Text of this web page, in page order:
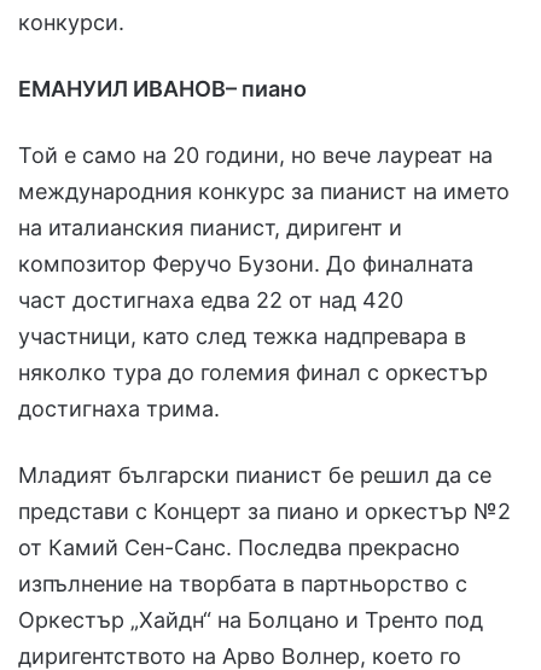
конкурси.
ЕМАНУИЛ ИВАНОВ– пиано
Той е само на 20 години, но вече лауреат на
международния конкурс за пианист на името
на италианския пианист, диригент и
композитор Феручо Бузони. До финалната
част достигнаха едва 22 от над 420
участници, като след тежка надпревара в
няколко тура до големия финал с оркестър
достигнаха трима.
Младият български пианист бе решил да се
представи с Концерт за пиано и оркестър №2
от Камий Сен-Санс. Последва прекрасно
изпълнение на творбата в партньорство с
Оркестър „Хайдн“ на Болцано и Тренто под
диригентството на Арво Волнер, което го